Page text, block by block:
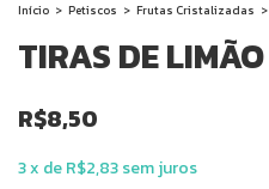
Início > Petiscos > Frutas Cristalizadas >
TIRAS DE LIMÃO
R$8,50
3x deR$2,83sem juros